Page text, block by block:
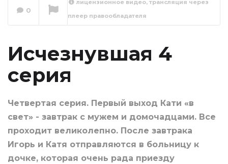
Исчезнувшая 5
0
лицензионное видео, трансляция через
плеер правообладателя
Исчезнувшая 4
серия
Четвертая серия. Первый выход Кати «в
свет» - завтрак с мужем и домочадцами. Все
проходит великолепно. После завтрака
Игорь и Катя отправляются в больницу к
дочке, которая очень рада приезду